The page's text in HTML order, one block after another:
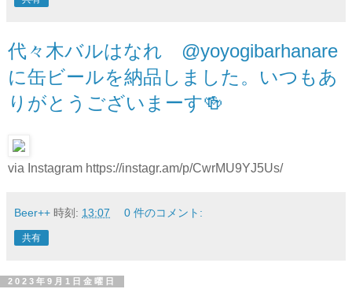
代々木バルはなれ @yoyogibarhanare
に缶ビールを納品しました。いつもあ
りがとうございまーす🍻
via Instagram https://instagr.am/p/CwrMU9YJ5Us/
Beer++ 時刻: 13:07 0 件のコメント:
共有
2023年9月1日金曜日